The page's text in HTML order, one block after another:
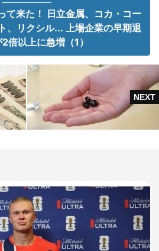
て来た！ 日立金属、コカ・コー
、リクシル... 上場企業の早期退
倍以上に急増（1）